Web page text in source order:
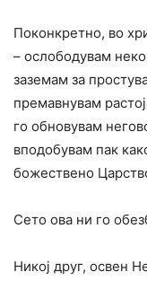
Поконкретно, во
– ослободувам
заземам за
премавнувам
го обновувам
вподобувам пак
божествено
Сето ова ни го
Никој друг, освен